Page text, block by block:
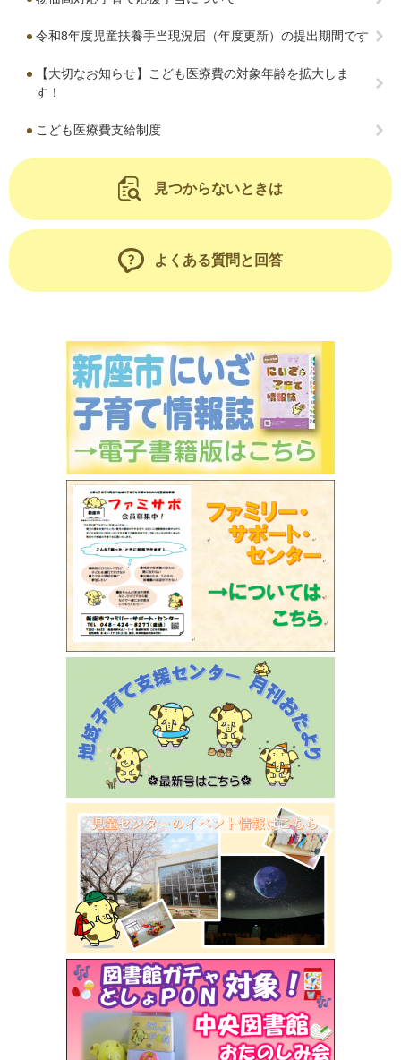
令和8年度児童扶養手当現況届（年度更新）の提出期間です
【大切なお知らせ】こども医療費の対象年齢を拡大しま
す！
こども医療費支給制度
見つからないときは
よくある質問と回答